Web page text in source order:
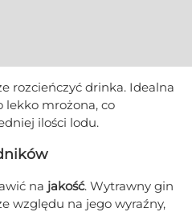
rozcieńczyć drinka. Idealna
lekko mrożona, co
ilości lodu.
na jakość. Wytrawny gin
względu na jego wyraźny,